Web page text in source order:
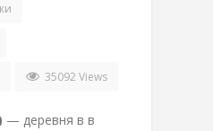
35092 Views
— деревня в в